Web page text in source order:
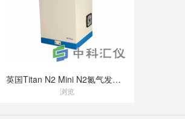
英国Titan N2 Mini N2氮气发生器
浏览